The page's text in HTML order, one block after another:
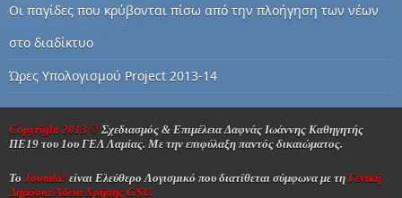
Οι παγίδες που κρύβονται πίσω από την πλοήγηση των νέων
στο διαδίκτυο
Ώρες Υπολογισμού Project 2013-14
Copyright 2013 © Σχεδιασμός & Επιμέλεια Δαφνάς Ιωάννης Καθηγητής
ΠΕ19 του 1ου ΓΕΛ Λαμίας. Με την επιφύλαξη παντός δικαιώματος.
Το Joomla! είναι Ελεύθερο Λογισμικό που διατίθεται σύμφωνα με τη Γενική
Δημόσια Άδεια Χρήσης GNU.